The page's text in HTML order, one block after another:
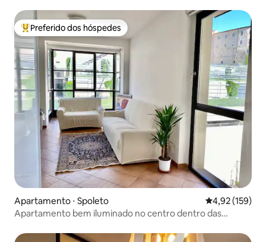
Entre os melhores preferidos dos hóspedes
Preferido dos hóspedes
Apartamento ⋅ Spoleto 4,92 de uma
4,92 (159)
Apartamento bem iluminado no centro dentro das